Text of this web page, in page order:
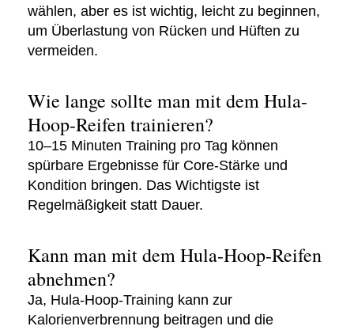
wählen, aber es ist wichtig, leicht zu beginnen,
um Überlastung von Rücken und Hüften zu
vermeiden.
Wie lange sollte man mit dem Hula-
Hoop-Reifen trainieren?
10–15 Minuten Training pro Tag können
spürbare Ergebnisse für Core-Stärke und
Kondition bringen. Das Wichtigste ist
Regelmäßigkeit statt Dauer.
Kann man mit dem Hula-Hoop-Reifen
abnehmen?
Ja, Hula-Hoop-Training kann zur
Kalorienverbrennung beitragen und die